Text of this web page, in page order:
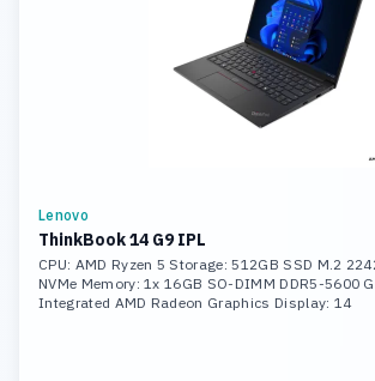
Lenovo
ThinkBook 14 G9 IPL
CPU: AMD Ryzen 5 Storage: 512GB SSD M.2
NVMe Memory: 1x 16GB SO-DIMM DDR5-5600
Integrated AMD Radeon Graphics Display: 14